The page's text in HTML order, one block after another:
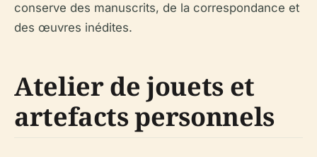
conserve des manuscrits, de la correspondance et
des œuvres inédites.
Atelier de jouets et
artefacts personnels